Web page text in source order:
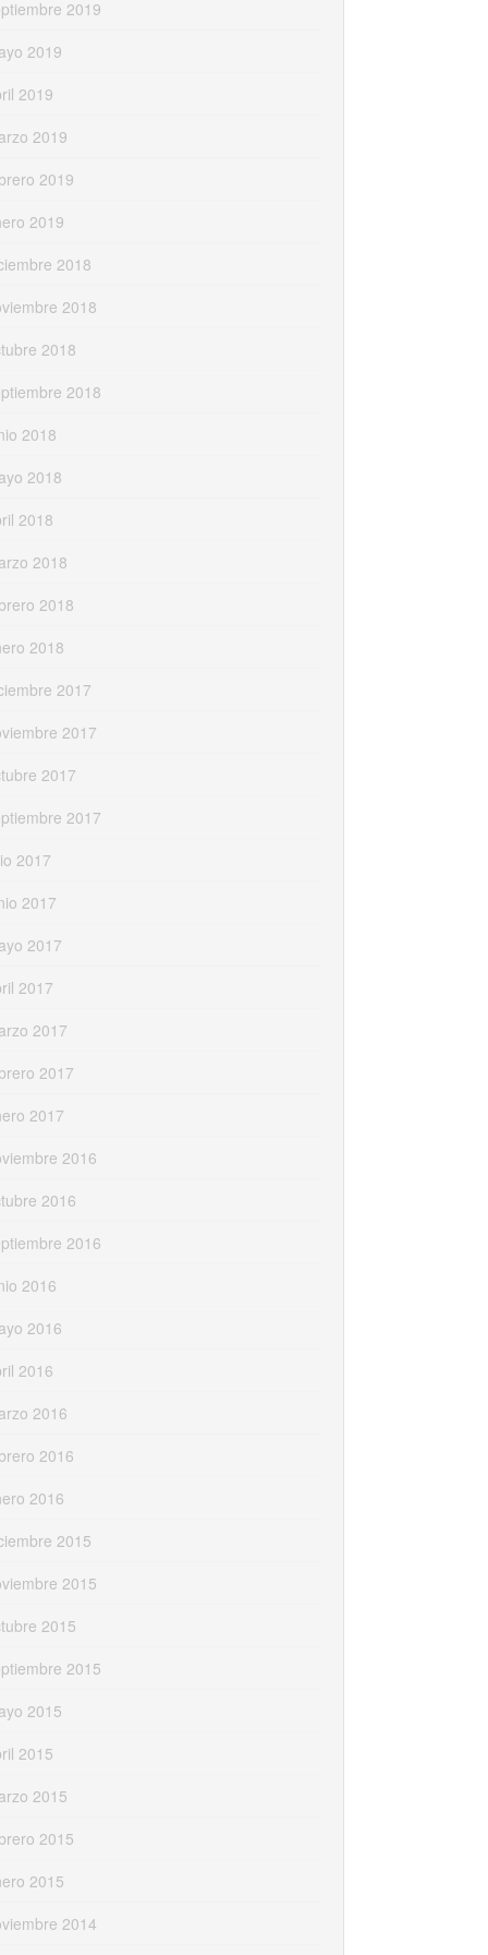
2019
2019
2019
2019
2019
2019
2018
2018
2018
2018
2018
2018
2018
2018
2018
2018
2017
2017
2017
2017
2017
2017
2017
2017
2017
2017
2017
2016
2016
2016
2016
2016
2016
2016
2016
2016
2015
2015
2015
2015
2015
2015
2015
2015
2015
2014